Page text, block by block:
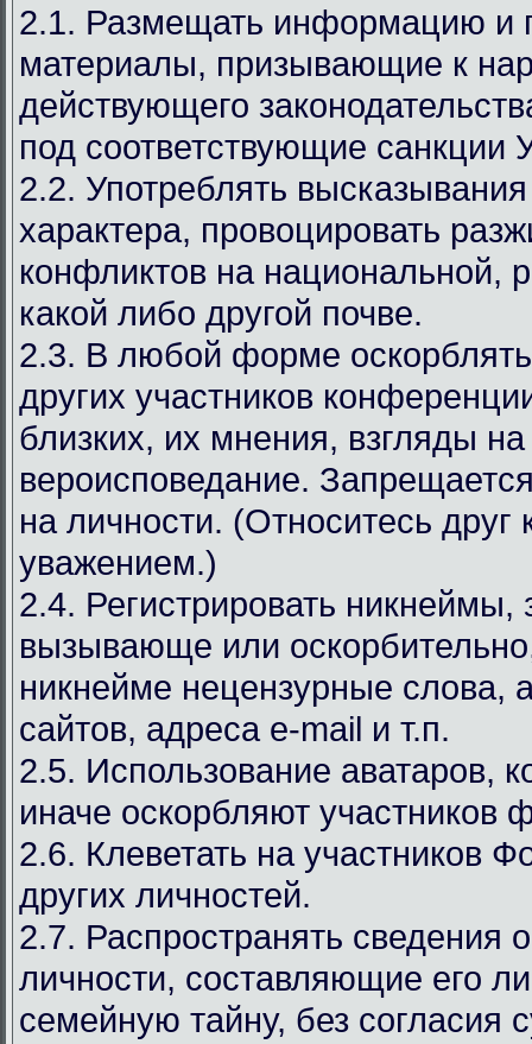
2.1. Размещать информацию и
материалы, призывающие к
действующего
под соответствующие санкции
2.2. Употреблять высказывания
характера, провоцировать
конфликтов на национальной,
какой либо другой почве.
2.3. В любой форме
других участников
близких, их мнения, взгляды
вероисповедание.
на личности. (Относитесь друг
уважением.)
2.4. Регистрировать никнеймы,
вызывающе или
никнейме нецензурные слова,
сайтов, адреса e-mail и т.п.
2.5. Использование аватаров,
иначе оскорбляют участников
2.6. Клеветать на участников
других личностей.
2.7. Распространять сведения
личности, составляющие его
семейную тайну, без согласия